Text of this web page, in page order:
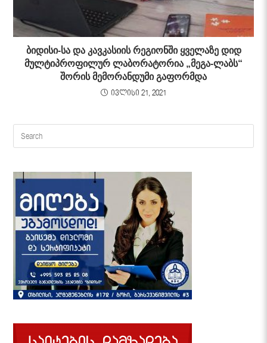
ბიდისი-სა და კავკასიის რეგიონში ყველაზე დიდ
მულტიპროფილურ ლაბორატორია „მეგა-ლაბს“
შორის მემორანდუმი გაფორმდა
ივლისი 21, 2021